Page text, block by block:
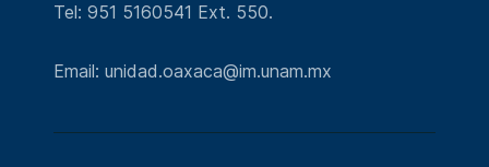
Tel: 951 5160541 Ext. 550.
Email: unidad.oaxaca@im.unam.mx